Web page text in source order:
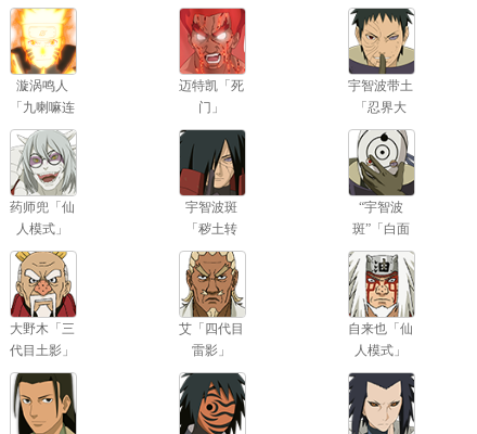
漩涡鸣人
「九喇嘛连
结」
迈特凯「死
门」
宇智波带土
「忍界大
战」
药师兜「仙
人模式」
宇智波斑
「秽土转
生」
“宇智波
斑”「白面
具」
大野木「三
代目土影」
艾「四代目
雷影」
自来也「仙
人模式」